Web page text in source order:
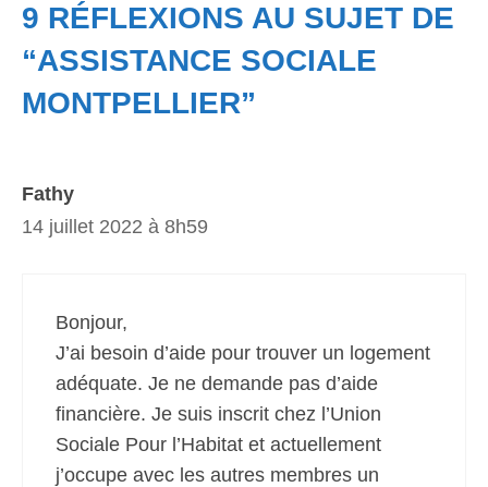
9 RÉFLEXIONS AU SUJET DE
“ASSISTANCE SOCIALE
MONTPELLIER”
Fathy
14 juillet 2022 à 8h59
Bonjour,
J’ai besoin d’aide pour trouver un logement
adéquate. Je ne demande pas d’aide
financière. Je suis inscrit chez l’Union
Sociale Pour l’Habitat et actuellement
j’occupe avec les autres membres un